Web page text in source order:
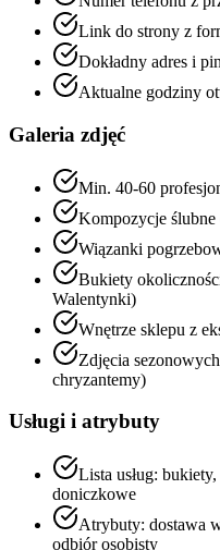
Link do strony z
Dokładny adres i
Aktualne godziny
Galeria zdjęć
Min. 40-60
Kompozycje ślubne
Wiązanki
Bukiety
Walentynki)
Wnętrze sklepu z
Zdjęcia
chryzantemy)
Usługi i atrybuty
Lista usług:
doniczkowe
Atrybuty: dostawa
odbiór osobisty